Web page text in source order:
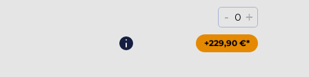
- 0 +
+229,90 €*